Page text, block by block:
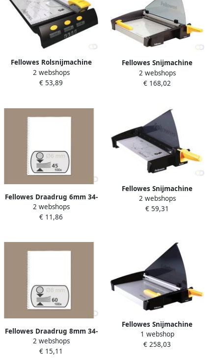
Fellowes Rolsnijmachine
Neutron plus A4 plus
2 webshops
€ 53,89
Fellowes Snijmachine
bordschaar plasma A4
2 webshops
€ 168,02
Fellowes Draadrug 6mm 34-
rings A4 zilver 100 stuks
2 webshops
€ 11,86
Fellowes Snijmachine
bordschaar Fusion A4
2 webshops
€ 59,31
Fellowes Draadrug 8mm 34-
rings A4 zilver 100 stuks
2 webshops
€ 15,11
Fellowes Snijmachine
bordschaar plasma A3
1 webshop
€ 258,03